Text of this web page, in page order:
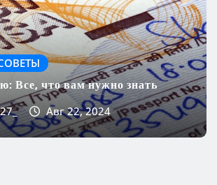
Все, что вам нужно знать
Авг 22, 2024